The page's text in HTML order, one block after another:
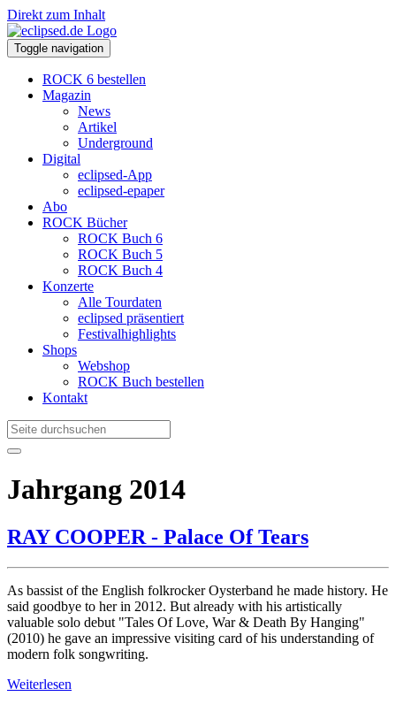
Direkt zum Inhalt
Toggle navigation
ROCK 6 bestellen
Magazin
News
Artikel
Underground
Digital
eclipsed-App
eclipsed-epaper
Abo
ROCK Bücher
ROCK Buch 6
ROCK Buch 5
ROCK Buch 4
Konzerte
Alle Tourdaten
eclipsed präsentiert
Festivalhighlights
Shops
Webshop
ROCK Buch bestellen
Kontakt
Jahrgang 2014
RAY COOPER - Palace Of Tears
As bassist of the English folkrocker Oysterband he made history. He
said goodbye to her in 2012. But already with his artistically
valuable solo debut "Tales Of Love, War & Death By Hanging"
(2010) he gave an impressive visiting card of his understanding of
modern folk songwriting.
Weiterlesen